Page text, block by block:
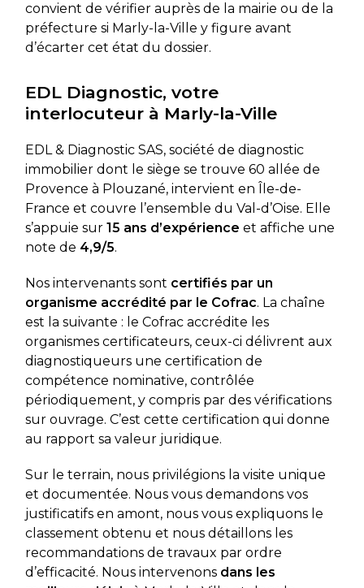
convient de vérifier auprès de la mairie ou de la
préfecture si Marly-la-Ville y figure avant
d’écarter cet état du dossier.
EDL Diagnostic, votre
interlocuteur à Marly-la-Ville
EDL & Diagnostic SAS, société de diagnostic
immobilier dont le siège se trouve 60 allée de
Provence à Plouzané, intervient en Île-de-
France et couvre l’ensemble du Val-d’Oise. Elle
s’appuie sur 15 ans d’expérience et affiche une
note de 4,9/5.
Nos intervenants sont certifiés par un
organisme accrédité par le Cofrac. La chaîne
est la suivante : le Cofrac accrédite les
organismes certificateurs, ceux-ci délivrent aux
diagnostiqueurs une certification de
compétence nominative, contrôlée
périodiquement, y compris par des vérifications
sur ouvrage. C’est cette certification qui donne
au rapport sa valeur juridique.
Sur le terrain, nous privilégions la visite unique
et documentée. Nous vous demandons vos
justificatifs en amont, nous vous expliquons le
classement obtenu et nous détaillons les
recommandations de travaux par ordre
d’efficacité. Nous intervenons dans les